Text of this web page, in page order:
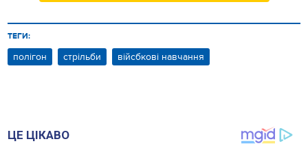
ТЕГИ:
полігон стрільби війсбкові навчання
ЦЕ ЦІКАВО